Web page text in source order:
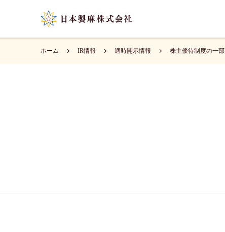
ホーム IR情報 適時開示情報 株主優待制度の一